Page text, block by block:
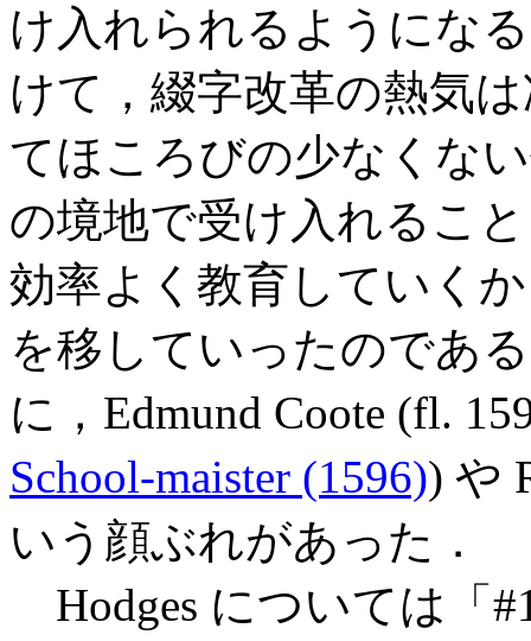
け入れられるようにな
けて，綴字改革の熱気
てほころびの少なくな
の境地で受け入れるこ
効率よく教育していく
を移していったのであ
に，Edmund Coote (fl.
School-maister (1596)) や
いう顔ぶれがあった．
Hodges については「